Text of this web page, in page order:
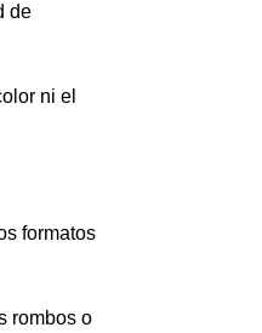
de
ni el
formatos
rombos o